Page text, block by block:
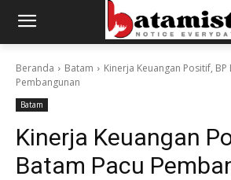
Beranda Batam
Kinerja Keuangan Positif, BP
Pembangunan
Batam
Kinerja Keuangan
Batam Pacu